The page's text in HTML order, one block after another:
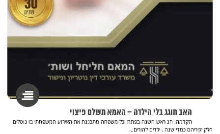
האב חוגג בלי הילדה – האמא תשלם פיצוי
הקדמה: חג ראש השנה בפתח וכל משפחה מתכננת את האירוע המשפחתי בו נוטלים
חלק יקיריהם כמדי שנה . ילדים להורים...